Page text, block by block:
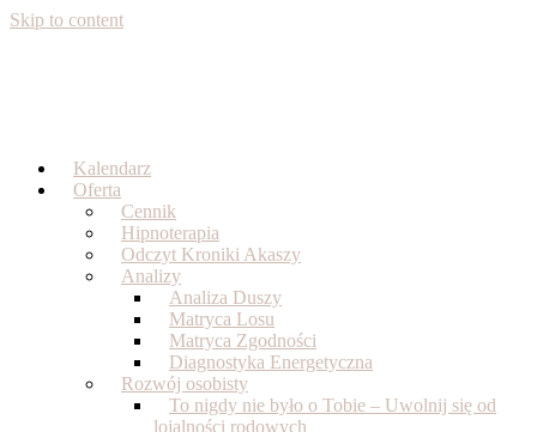
Skip to content
Kalendarz
Oferta
Cennik
Hipnoterapia
Odczyt Kroniki Akaszy
Analizy
Analiza Duszy
Matryca Losu
Matryca Zgodności
Diagnostyka Energetyczna
Rozwój osobisty
To nigdy nie było o Tobie – Uwolnij się od
lojalności rodowych